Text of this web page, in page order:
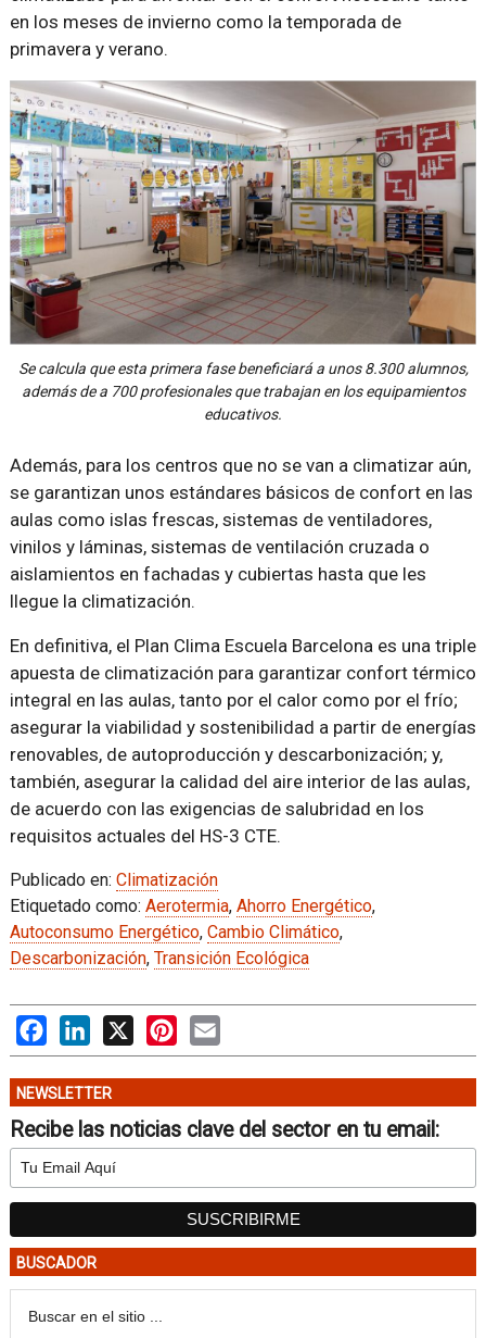
en los meses de invierno como la temporada de
primavera y verano.
Se calcula que esta primera fase beneficiará a unos 8.300 alumnos,
además de a 700 profesionales que trabajan en los equipamientos
educativos.
Además, para los centros que no se van a climatizar aún,
se garantizan unos estándares básicos de confort en las
aulas como islas frescas, sistemas de ventiladores,
vinilos y láminas, sistemas de ventilación cruzada o
aislamientos en fachadas y cubiertas hasta que les
llegue la climatización.
En definitiva, el Plan Clima Escuela Barcelona es una triple
apuesta de climatización para garantizar confort térmico
integral en las aulas, tanto por el calor como por el frío;
asegurar la viabilidad y sostenibilidad a partir de energías
renovables, de autoproducción y descarbonización; y,
también, asegurar la calidad del aire interior de las aulas,
de acuerdo con las exigencias de salubridad en los
requisitos actuales del HS-3 CTE.
Publicado en: Climatización
Etiquetado como: Aerotermia, Ahorro Energético,
Autoconsumo Energético, Cambio Climático,
Descarbonización, Transición Ecológica
FacebookLinkedIn
X PinterestEmail
NEWSLETTER
Recibe las noticias clave del sector en tu email:
BUSCADOR